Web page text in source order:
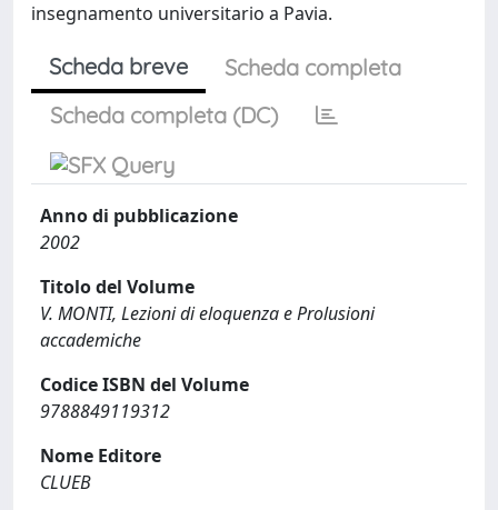
insegnamento universitario a Pavia.
Scheda breve
Scheda completa
Scheda completa (DC)
Anno di pubblicazione
2002
Titolo del Volume
V. MONTI, Lezioni di eloquenza e Prolusioni
accademiche
Codice ISBN del Volume
9788849119312
Nome Editore
CLUEB